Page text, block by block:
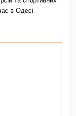
в Одесі